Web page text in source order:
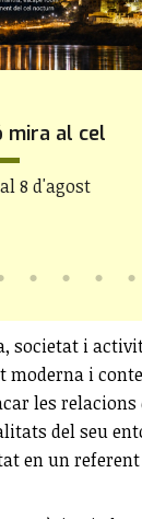
mira al cel
8 d'agost
societat i
moderna i
les
del seu
en un